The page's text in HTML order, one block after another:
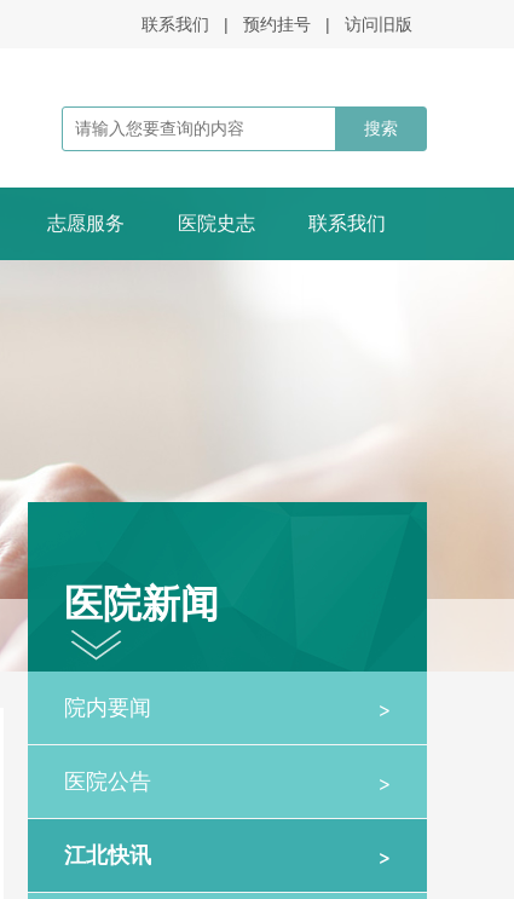
联系我们 | 预约挂号 | 访问旧版
志愿服务 医院史志 联系我们
医院新闻
>
院内要闻
>
医院公告
>
江北快讯